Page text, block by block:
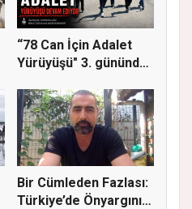
“78 Can İçin Adalet
Yürüyüşü" 3. gününde
Bir Cümleden Fazlası:
Türkiye’de Önyargının